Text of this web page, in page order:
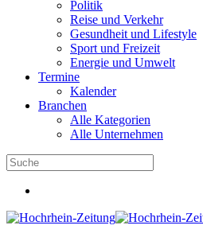
Politik
Reise und Verkehr
Gesundheit und Lifestyle
Sport und Freizeit
Energie und Umwelt
Termine
Kalender
Branchen
Alle Kategorien
Alle Unternehmen